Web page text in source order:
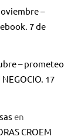
–
7 de
– prometeo
NEGOCIO. 17
en
CROEM